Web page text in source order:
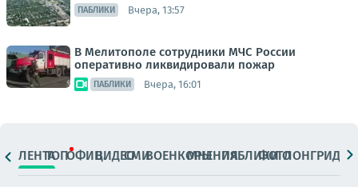
ПАБЛИКИ Вчера, 13:57
В Мелитополе сотрудники МЧС России
оперативно ликвидировали пожар
ПАБЛИКИ Вчера, 16:01
ЛЕНТАТОПОФИЦ.ВИДЕОСМИВОЕНКОРЫМНЕНИЯПАБЛИКИ
ФОТОЛОНГРИДЫ